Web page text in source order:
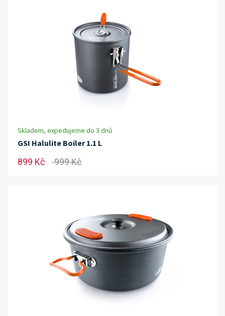
Skladem, expedujeme do 3 dnů
GSI Halulite Boiler 1.1 L
899 Kč 999 Kč